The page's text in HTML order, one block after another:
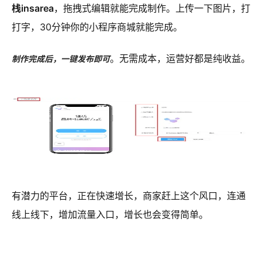
栈insarea，拖拽式编辑就能完成制作。上传一下图片，打
打字，30分钟你的小程序商城就能完成。
制作完成后，一键发布即可。无需成本，运营好都是纯收益。
有潜力的平台，正在快速增长，商家赶上这个风口，连通
线上线下，增加流量入口，增长也会变得简单。